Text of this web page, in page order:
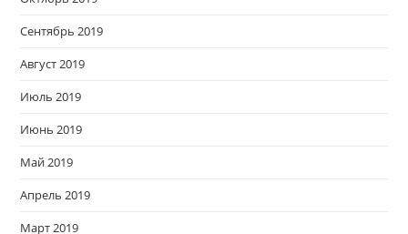
Сентябрь 2019
Август 2019
Июль 2019
Июнь 2019
Май 2019
Апрель 2019
Март 2019